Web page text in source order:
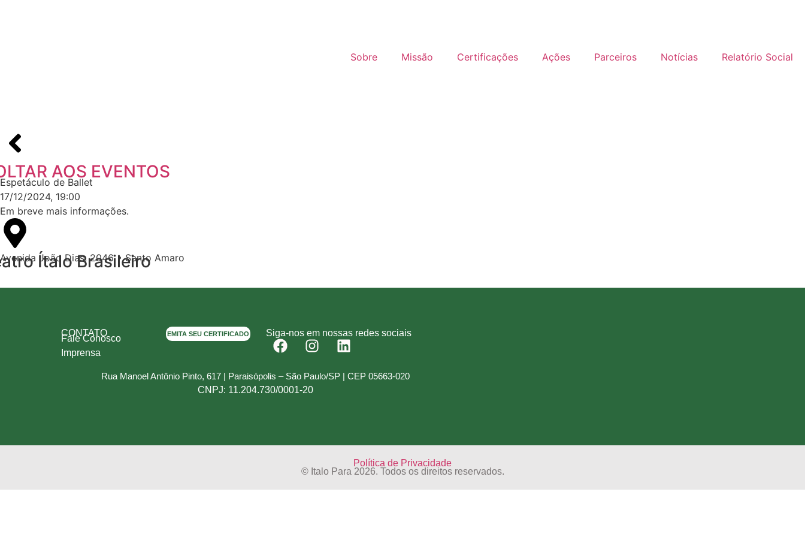
Sobre Missão Certificações Ações Parceiros Notícias Relatório Social
AOS EVENTOS
Espetáculo de Ballet
17/12/2024, 19:00
Em breve mais informações.
Ítalo Brasileiro
Avenida João Dias, 2046 • Santo Amaro
CONTATO
Fale Conosco
Imprensa
EMITA SEU CERTIFICADO Siga-nos em nossas redes sociais
Rua Manoel Antônio Pinto, 617 | Paraisópolis – São Paulo/SP | CEP 05663-020
CNPJ: 11.204.730/0001-20
Política de Privacidade
© Italo Para 2026. Todos os direitos reservados.